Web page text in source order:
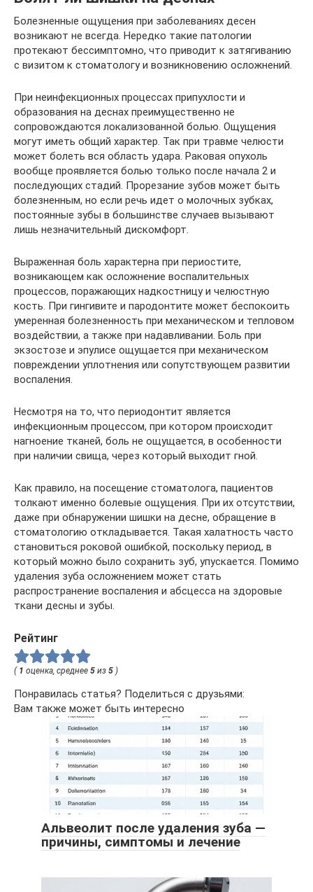
Болезненные ощущения при заболеваниях десен
возникают не всегда. Нередко такие патологии
протекают бессимптомно, что приводит к затягиванию
с визитом к стоматологу и возникновению осложнений.
При неинфекционных процессах припухлости и
образования на деснах преимущественно не
сопровождаются локализованной болью. Ощущения
могут иметь общий характер. Так при травме челюсти
может болеть вся область удара. Раковая опухоль
вообще проявляется болью только после начала 2 и
последующих стадий. Прорезание зубов может быть
болезненным, но если речь идет о молочных зубках,
постоянные зубы в большинстве случаев вызывают
лишь незначительный дискомфорт.
Выраженная боль характерна при периостите,
возникающем как осложнение воспалительных
процессов, поражающих надкостницу и челюстную
кость. При гингивите и пародонтите может беспокоить
умеренная болезненность при механическом и тепловом
воздействии, а также при надавливании. Боль при
экзостозе и эпулисе ощущается при механическом
повреждении уплотнения или сопутствующем развитии
воспаления.
Несмотря на то, что периодонтит является
инфекционным процессом, при котором происходит
нагноение тканей, боль не ощущается, в особенности
при наличии свища, через который выходит гной.
Как правило, на посещение стоматолога, пациентов
толкают именно болевые ощущения. При их отсутствии,
даже при обнаружении шишки на десне, обращение в
стоматологию откладывается. Такая халатность часто
становиться роковой ошибкой, поскольку период, в
который можно было сохранить зуб, упускается. Помимо
удаления зуба осложнением может стать
распространение воспаления и абсцесса на здоровые
ткани десны и зубы.
Рейтинг
( 1 оценка, среднее 5 из 5 )
Понравилась статья? Поделиться с друзьями:
Вам также может быть интересно
Альвеолит после удаления зуба —
причины, симптомы и лечение